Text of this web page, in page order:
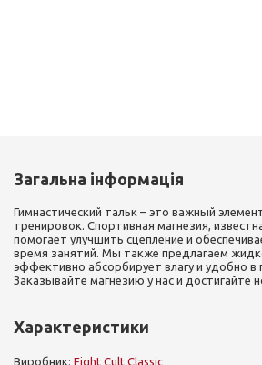
Загальна інформація
Гимнастический тальк – это важный
тренировок. Спортивная магнезия,
помогает улучшить сцепление и
время занятий. Мы также предлагаем
эффективно абсорбирует влагу и удобно в
Заказывайте магнезию у нас и достигайте
Характеристики
Виробник: Fight Cult Classic